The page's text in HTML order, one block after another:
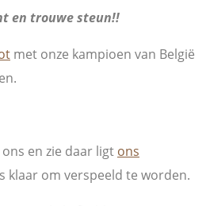
en trouwe steun!!
met onze kampioen van België
en zie daar ligt ons
klaar om verspeeld te worden.